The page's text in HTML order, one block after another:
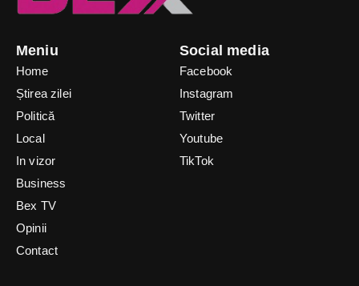
Meniu
Home
Știrea zilei
Politică
Local
In vizor
Business
Bex TV
Opinii
Contact
Social media
Facebook
Instagram
Twitter
Youtube
TikTok